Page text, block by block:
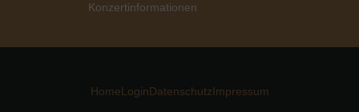
Konzertinformationen
HomeLoginDatenschutzImpressum